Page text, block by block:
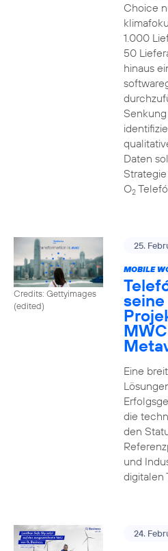
Choice
1.000
50
hinaus
Daten
O2
Credits: Gettyimages
(edited)
25.
MOBILE
Eine
die
den
und
digitalen
24.